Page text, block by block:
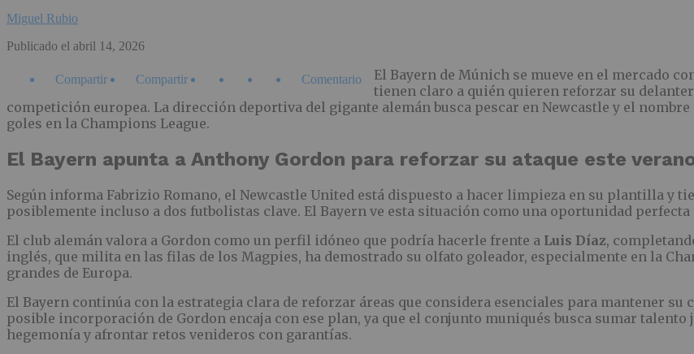
Miguel Rubio
Publicado el abril 14, 2026
Compartir Compartir Comentario
El Bayern de Múnich se mueve en el mercado
tienen claro a quién quieren reforzar su
competición europea. La dirección deportiva del gigante alemán busca pescar en Newcastle y el
goles en la Champions League.
El Bayern apunta a Anthony Gordon para reforzar su ataque este
Según informa Fabrizio Romano, el Newcastle United está dispuesto a hacer limpieza en su plantilla y
posiblemente incluso a dos futbolistas clave. El Bayern ve esta situación como una oportunidad perfecta
El club alemán valora a Gordon como un perfil idóneo que podría hacerle frente a Luis Díaz,
inglés, que milita en las filas de los Magpies, ha demostrado su olfato goleador, especialmente en la
grandes de Europa.
El Bayern continúa con la estrategia clara de reforzar áreas que considera esenciales para mantener
posible incorporación de Gordon encaja con ese plan, ya que el conjunto muniqués busca sumar
hegemonía y afrontar retos venideros con garantías.